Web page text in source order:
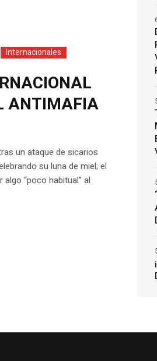
Internacionales
ANTIMAFIA
un ataque de sicarios
su luna de miel; el
“poco habitual” al